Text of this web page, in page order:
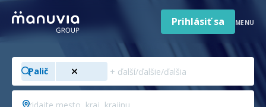
obsahPre firmy a zamestnávateľov
O nás
Slovenčina
Jazyk
Prihlásiť sa MENU
Hľadajte
pozíciu,
odbor,
Palič
Pridajte